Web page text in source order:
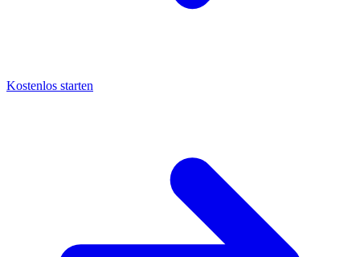
Kostenlos starten